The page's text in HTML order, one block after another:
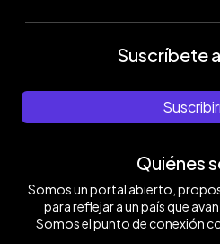
Suscríbete
Quiénes
Somos un portal abierto,
para reflejar a un país que
Somos el punto de conexión